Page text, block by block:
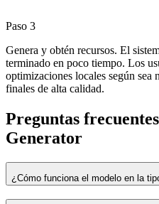
Paso 3
Genera y obtén recursos. El
terminado en poco tiempo. Los
optimizaciones locales según sea
finales de alta calidad.
Preguntas
Generator
¿Cómo funciona el modelo en la